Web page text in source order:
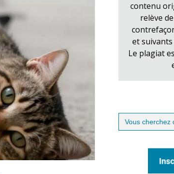
contenu
relève
et
Le plagiat
Search
for: